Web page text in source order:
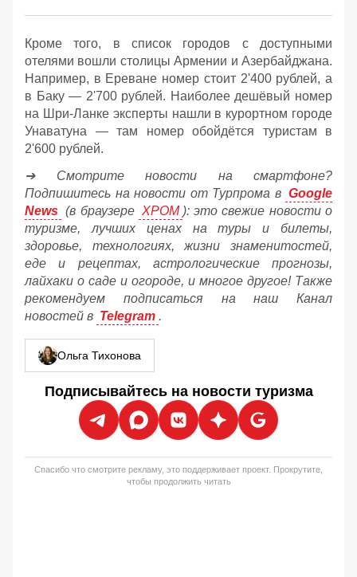
Кроме того, в список городов с доступными
отелями вошли столицы Армении и Азербайджана.
Например, в Ереване номер стоит 2'400 рублей, а
в Баку — 2'700 рублей. Наиболее дешёвый номер
на Шри-Ланке эксперты нашли в курортном городе
Унаватуна — там номер обойдётся туристам в
2'600 рублей.
➔ Смотрите новости на смартфоне?
Подпишитесь на новости от Турпрома в Google
News (в браузере ХРОМ ): это свежие новости о
туризме, лучших ценах на туры и билеты,
здоровье, технологиях, жизни знаменитостей,
еде и рецептах, астрологические прогнозы,
лайхаки о саде и огороде, и многое другое! Также
рекомендуем подписаться на наш Канал
новостей в Telegram .
Ольга Тихонова
Подписывайтесь на новости туризма
Спасибо что смотрите рекламу, это поддерживает проект. Прокрутите,
чтобы продолжить читать